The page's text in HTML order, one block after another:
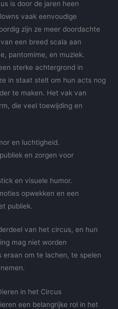
is door de jaren heen
vaak eenvoudige
zijn ze meer doordachte
een breed scala aan
pantomime, en muziek.
sterke achtergrond in
in staat stelt om hun acts nog
te maken. Het vak van
die veel toewijding en
en luchtigheid.
en zorgen voor
en visuele humor.
opwekken en een
publiek.
van het circus, en hun
mag niet worden
om te lachen, te spelen
in het Circus
een belangrijke rol in het